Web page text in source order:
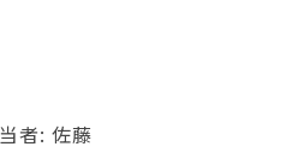
者: 佐藤